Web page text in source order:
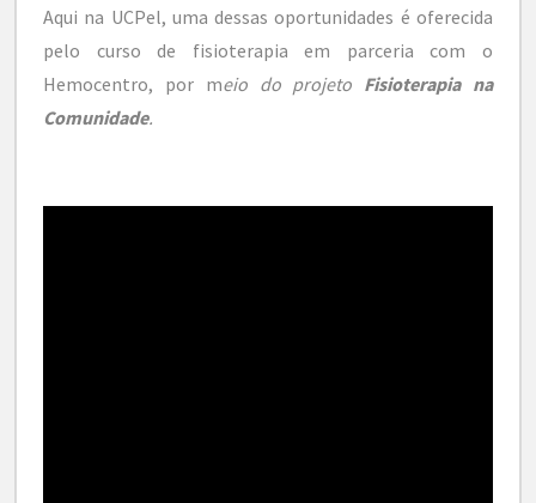
Aqui na UCPel, uma dessas oportunidades é oferecida
pelo curso de fisioterapia em parceria com o
Hemocentro, por meio do projeto Fisioterapia na
Comunidade.